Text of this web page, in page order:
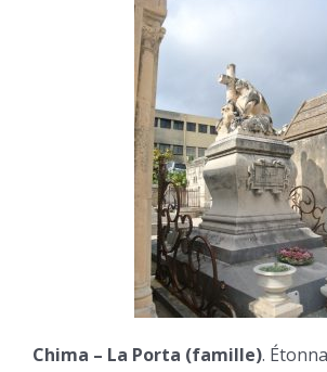
Chima – La Porta (famille).